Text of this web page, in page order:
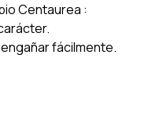
Centaurea :
fácilmente.